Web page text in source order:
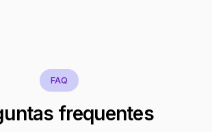
FAQ
frequentes